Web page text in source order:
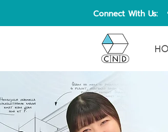
Connect With Us: